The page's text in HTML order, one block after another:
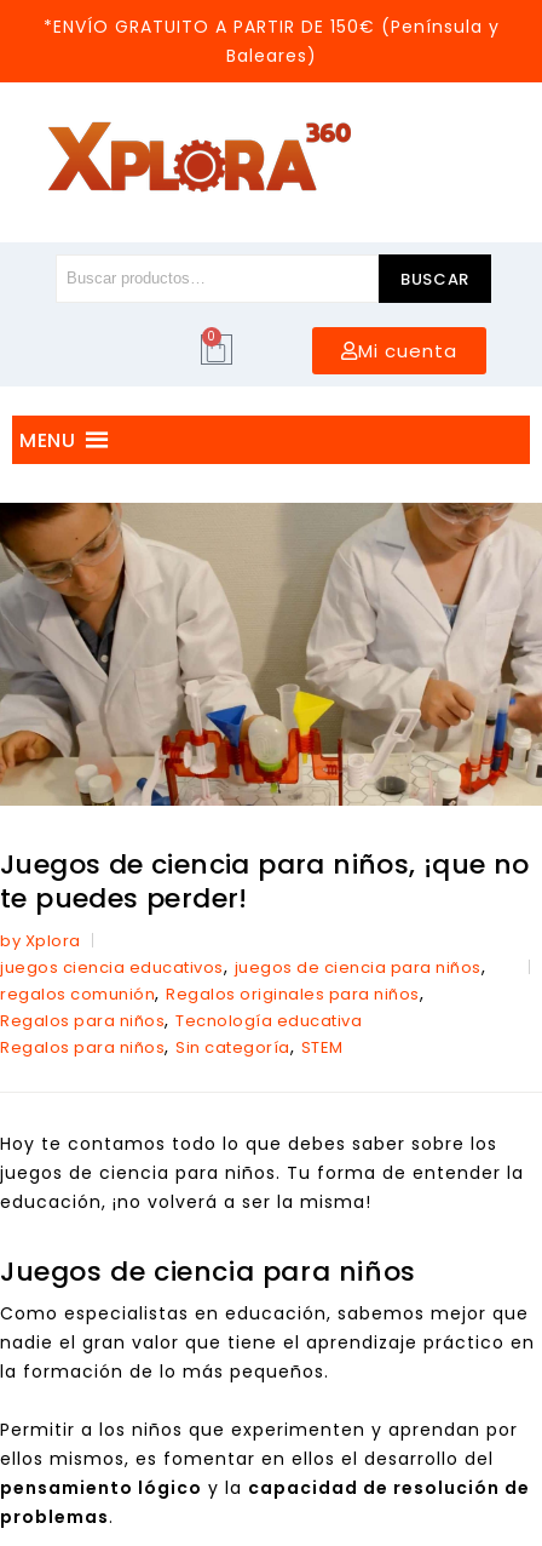
*ENVÍO GRATUITO A PARTIR DE 150€ (Península y
Baleares)
BUSCAR
0
Mi cuenta
MENU
Juegos de ciencia para niños, ¡que no
te puedes perder!
by Xplora
juegos ciencia educativos, juegos de ciencia para niños,
regalos comunión, Regalos originales para niños,
Regalos para niños, Tecnología educativa
Regalos para niños, Sin categoría, STEM
Hoy te contamos todo lo que debes saber sobre los
juegos de ciencia para niños. Tu forma de entender la
educación, ¡no volverá a ser la misma!
Juegos de ciencia para niños
Como especialistas en educación, sabemos mejor que
nadie el gran valor que tiene el aprendizaje práctico en
la formación de lo más pequeños.
Permitir a los niños que experimenten y aprendan por
ellos mismos, es fomentar en ellos el desarrollo del
pensamiento lógico y la capacidad de resolución de
problemas.